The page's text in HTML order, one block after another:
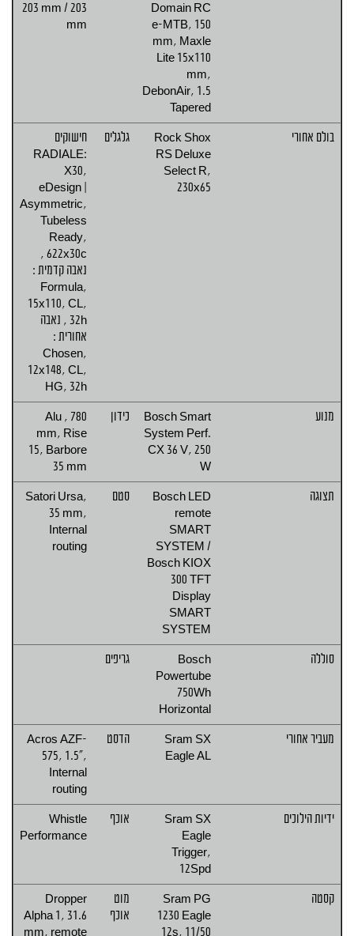
Domain RC
e-MTB, 150
mm, Maxle
Lite 15x110
mm,
DebonAir, 1.5
Tapered
203 mm / 203
mm
בולם אחורי
Rock Shox
RS Deluxe
Select R,
230x65
גלגלים
חישוקים
:RADIALE
X30,
eDesign |
Asymmetric,
Tubeless
Ready,
622x30c ,
נאבה קדמית :
Formula,
15x110, CL,
32h , נאבה
אחורית :
Chosen,
12x148, CL,
HG, 32h
מנוע
Bosch Smart
System Perf.
CX 36 V, 250
W
כידון
Alu , 780
mm, Rise
15, Barbore
35 mm
תצוגה
Bosch LED
remote
SMART
SYSTEM /
Bosch KIOX
300 TFT
Display
SMART
SYSTEM
סטם
Satori Ursa,
35 mm,
Internal
routing
סוללה
Bosch
Powertube
750Wh
Horizontal
גריפים
מעביר אחורי
Sram SX
Eagle AL
הדסט
Acros AZF-
575, 1.5",
Internal
routing
ידיות הילוכים
Sram SX
Eagle
Trigger,
12Spd
אוכף
Whistle
Performance
קסטה
Sram PG
1230 Eagle
12s, 11/50
מוט
אוכף
Dropper
Alpha 1, 31.6
mm, remote